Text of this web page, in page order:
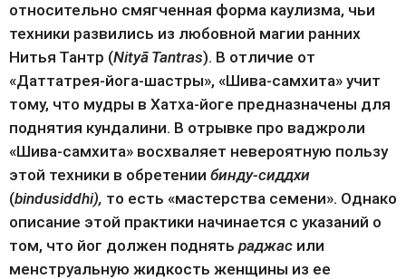
относительно смягченная форма каулизма, чьи
техники развились из любовной магии ранних
Нитья Тантр (Nityā Tantras). В отличие от
«Даттатрея-йога-шастры», «Шива-самхита» учит
тому, что мудры в Хатха-йоге предназначены для
поднятия кундалини. В отрывке про ваджроли
«Шива-самхита» восхваляет невероятную пользу
этой техники в обретении бинду-сиддхи
(bindusiddhi), то есть «мастерства семени». Однако
описание этой практики начинается с указаний о
том, что йог должен поднять раджас или
менструальную жидкость женщины из ее